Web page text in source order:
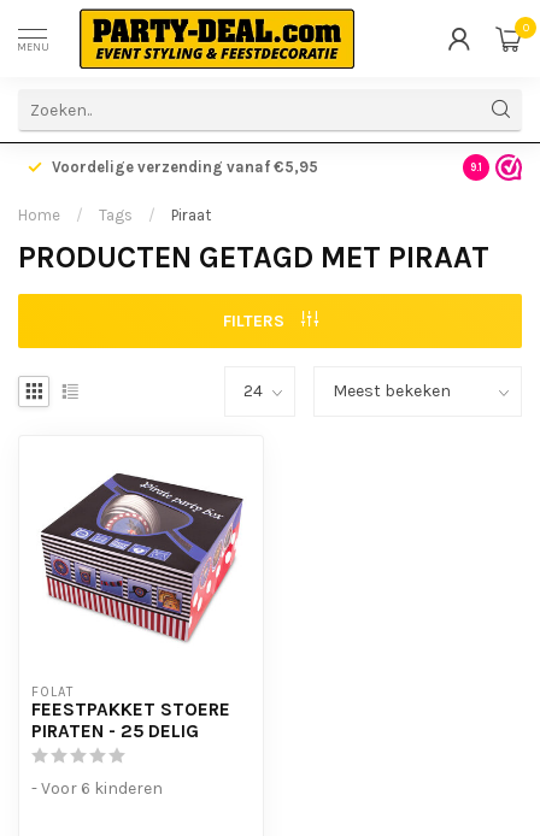
MENU
0
Voordelige verzending vanaf €5,95 Gratis
9.1
Home / Tags / Piraat
PRODUCTEN GETAGD MET PIRAAT
FILTERS
FOLAT
FEESTPAKKET STOERE
PIRATEN - 25 DELIG
- Voor 6 kinderen